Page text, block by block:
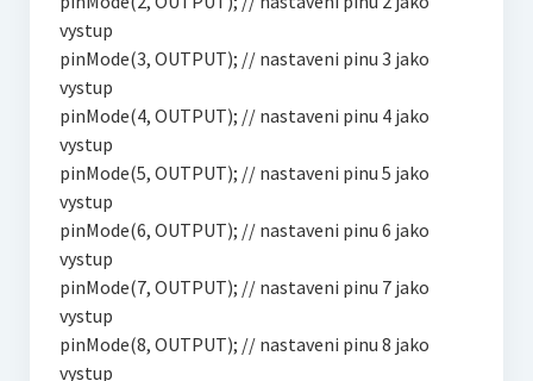
vystup
pinMode(3, OUTPUT); // nastaveni pinu 3 jako
vystup
pinMode(4, OUTPUT); // nastaveni pinu 4 jako
vystup
pinMode(5, OUTPUT); // nastaveni pinu 5 jako
vystup
pinMode(6, OUTPUT); // nastaveni pinu 6 jako
vystup
pinMode(7, OUTPUT); // nastaveni pinu 7 jako
vystup
pinMode(8, OUTPUT); // nastaveni pinu 8 jako
vystup